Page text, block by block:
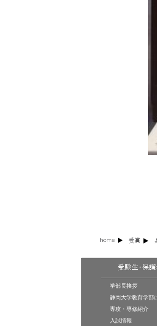
home 受賞
受験生・保
学部長挨拶
静岡大学教育学部
専攻・専修紹介
入試情報